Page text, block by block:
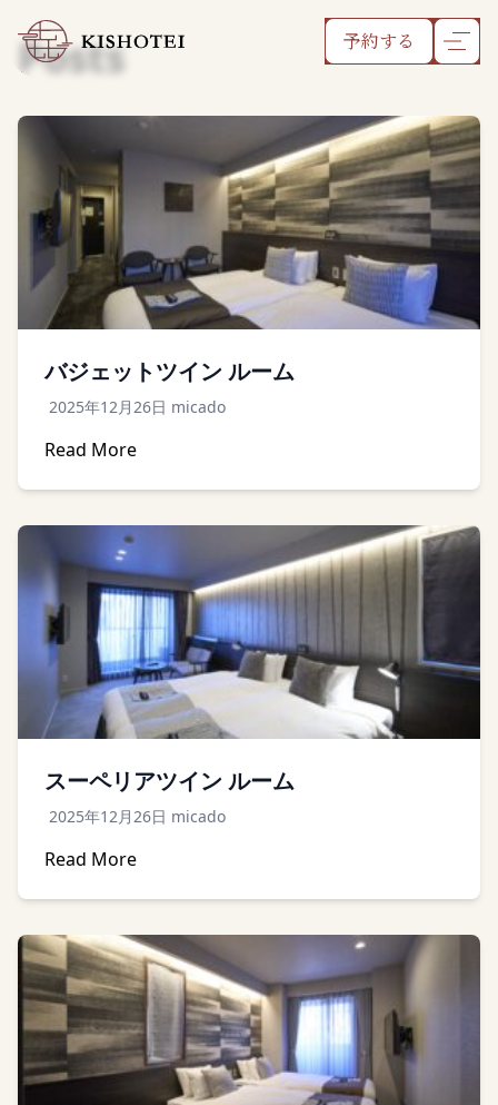
予約する
Posts
バジェットツイン ルーム
2025年12月26日 micado
Read More
スーペリアツイン ルーム
2025年12月26日 micado
Read More